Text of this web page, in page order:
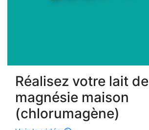
Réalisez votre lait de
magnésie maison
(chlorumagène)